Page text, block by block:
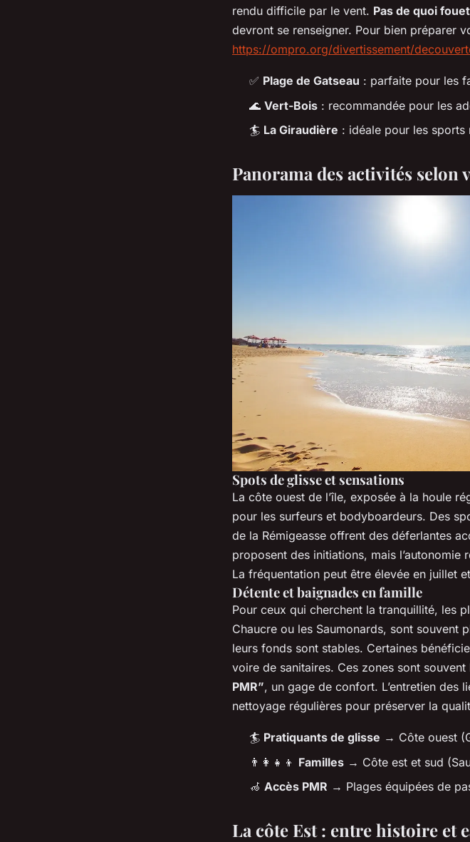
rendu difficile par le vent. Pas de quoi
devront se renseigner. Pour bien préparer
https://ompro.org/divertissement/
✅ Plage de Gatseau : parfaite pour les
🌊 Vert-Bois : recommandée pour les
🏄 La Giraudière : idéale pour les sports
Panorama des activités selon
Spots de glisse et sensations
La côte ouest de l’île, exposée à la houle
pour les surfeurs et bodyboardeurs. Des
de la Rémigeasse offrent des déferlantes
proposent des initiations, mais l’autonomie
La fréquentation peut être élevée en juillet
Détente et baignades en famille
Pour ceux qui cherchent la tranquillité, les
Chaucre ou les Saumonards, sont souvent
leurs fonds sont stables. Certaines
voire de sanitaires. Ces zones sont souvent
PMR”, un gage de confort. L’entretien des
nettoyage régulières pour préserver la
🏄 Pratiquants de glisse → Côte ouest
👨‍👩‍👧‍👦 Familles → Côte est et sud
🦽 Accès PMR → Plages équipées de
La côte Est : entre histoire et